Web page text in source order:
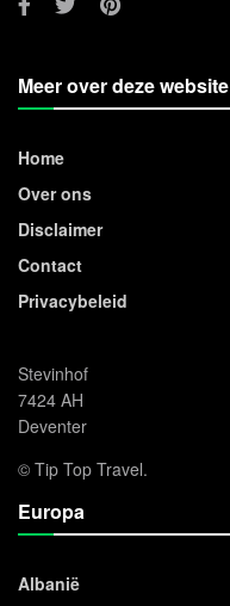
Meer over deze website
Home
Over ons
Disclaimer
Contact
Privacybeleid
Stevinhof
7424 AH
Deventer
© Tip Top Travel.
Europa
Albanië